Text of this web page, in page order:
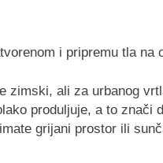
i pripremu tla na
zimski, ali za urbanog
produljuje, a to znači
grijani prostor ili